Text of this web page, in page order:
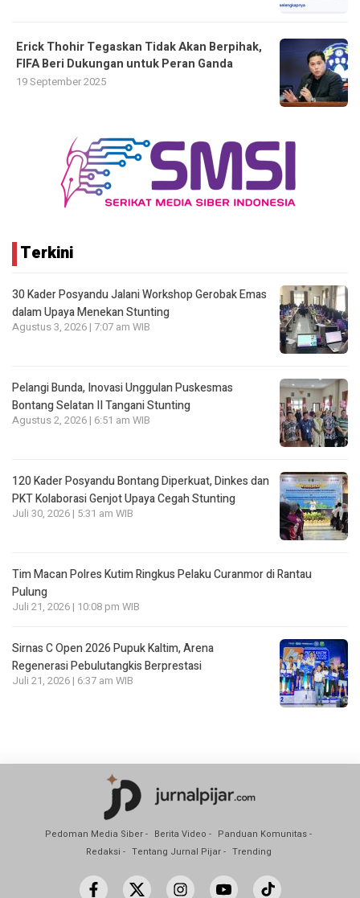
Erick Thohir Tegaskan Tidak Akan Berpihak,
FIFA Beri Dukungan untuk Peran Ganda
19 September 2025
Terkini
30 Kader Posyandu Jalani Workshop Gerobak Emas
dalam Upaya Menekan Stunting
Agustus 3, 2026 | 7:07 am WIB
Pelangi Bunda, Inovasi Unggulan Puskesmas
Bontang Selatan II Tangani Stunting
Agustus 2, 2026 | 6:51 am WIB
120 Kader Posyandu Bontang Diperkuat, Dinkes dan
PKT Kolaborasi Genjot Upaya Cegah Stunting
Juli 30, 2026 | 5:31 am WIB
Tim Macan Polres Kutim Ringkus Pelaku Curanmor di Rantau
Pulung
Juli 21, 2026 | 10:08 pm WIB
Sirnas C Open 2026 Pupuk Kaltim, Arena
Regenerasi Pebulutangkis Berprestasi
Juli 21, 2026 | 6:37 am WIB
Pedoman Media Siber Berita Video
Panduan Komunitas
Redaksi
Tentang Jurnal Pijar Trending